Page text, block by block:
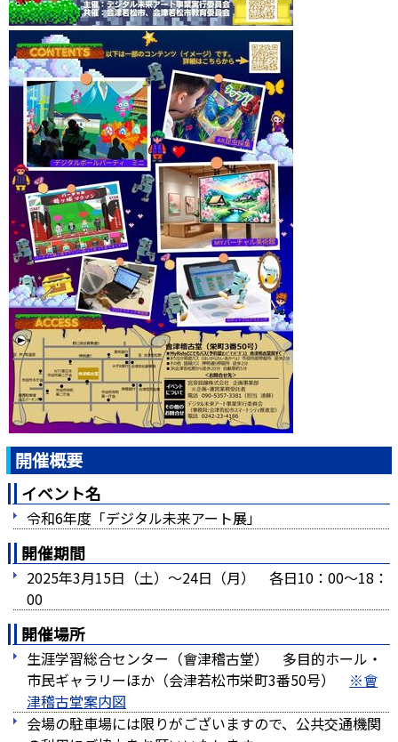
開催概要
イベント名
令和6年度「デジタル未来アート展」
開催期間
2025年3月15日（土）～24日（月） 各日10：00～18：
00
開催場所
生涯学習総合センター（會津稽古堂） 多目的ホール・
市民ギャラリーほか（会津若松市栄町3番50号） ※會
津稽古堂案内図
会場の駐車場には限りがございますので、公共交通機関